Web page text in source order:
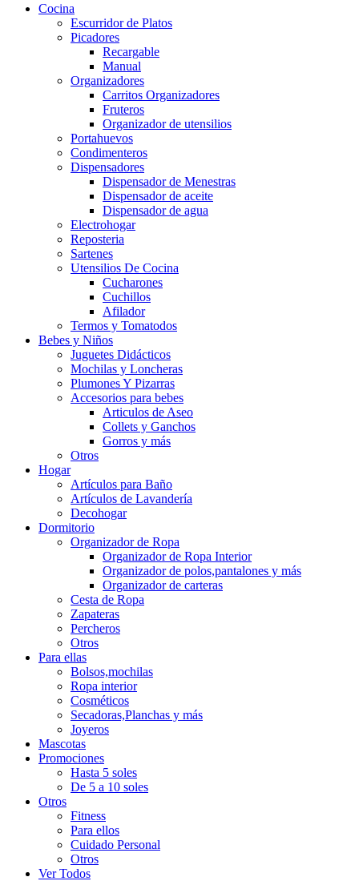
Cocina
Escurridor de Platos
Picadores
Recargable
Manual
Organizadores
Carritos Organizadores
Fruteros
Organizador de utensilios
Portahuevos
Condimenteros
Dispensadores
Dispensador de Menestras
Dispensador de aceite
Dispensador de agua
Electrohogar
Reposteria
Sartenes
Utensilios De Cocina
Cucharones
Cuchillos
Afilador
Termos y Tomatodos
Bebes y Niños
Juguetes Didácticos
Mochilas y Loncheras
Plumones Y Pizarras
Accesorios para bebes
Articulos de Aseo
Collets y Ganchos
Gorros y más
Otros
Hogar
Artículos para Baño
Artículos de Lavandería
Decohogar
Dormitorio
Organizador de Ropa
Organizador de Ropa Interior
Organizador de polos,pantalones y más
Organizador de carteras
Cesta de Ropa
Zapateras
Percheros
Otros
Para ellas
Bolsos,mochilas
Ropa interior
Cosméticos
Secadoras,Planchas y más
Joyeros
Mascotas
Promociones
Hasta 5 soles
De 5 a 10 soles
Otros
Fitness
Para ellos
Cuidado Personal
Otros
Ver Todos